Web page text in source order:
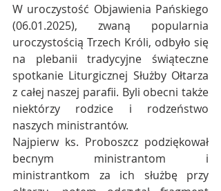
W uroczystość Objawienia Pańskiego
(06.01.2025), zwaną popularnia
uroczystością Trzech Króli, odbyło się
na plebanii tradycyjne świąteczne
spotkanie Liturgicznej Służby Ołtarza
z całej naszej parafii. Byli obecni także
niektórzy rodzice i rodzeństwo
naszych ministrantów.
Najpierw ks. Proboszcz podziękował
becnym ministrantom i
ministrantkom za ich służbę przy